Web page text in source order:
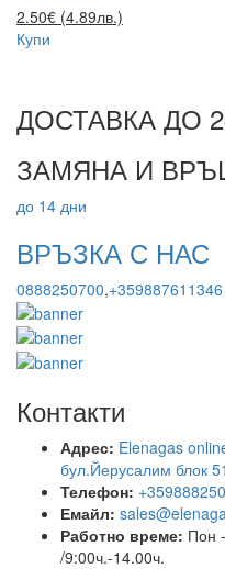
2.50€ (4.89лв.)
Купи
ДОСТАВКА ДО
ЗАМЯНА И
до 14 дни
ВРЪЗКА С НАС
0888250700,+359887611346
Контакти
Адрес: Elenagas
бул.Йерусалим блок
Телефон:
Емайл:
Работно време: Пон
/9:00ч.-14.00ч.